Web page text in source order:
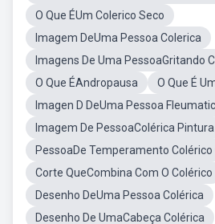
O Que ÉUm Colerico Seco
Imagem DeUma Pessoa Colerica
Imagens De Uma PessoaGritando
O Que ÉAndropausa
O Que É
Imagen D DeUma Pessoa
Imagem De PessoaColérica Pintura
PessoaDe Temperamento Colérico
Corte QueCombina Com O Colérico
Desenho DeUma Pessoa Colérica
Desenho De UmaCabeça Colérica